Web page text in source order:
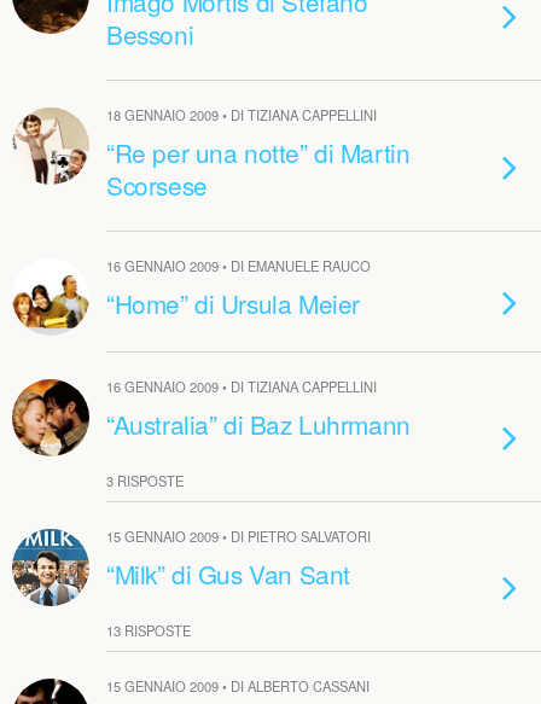
Bessoni
18 GENNAIO 2009 • DI TIZIANA CAPPELLINI
“Re per una notte” di Martin
Scorsese
16 GENNAIO 2009 • DI EMANUELE RAUCO
“Home” di Ursula Meier
16 GENNAIO 2009 • DI TIZIANA CAPPELLINI
“Australia” di Baz Luhrmann
3 RISPOSTE
15 GENNAIO 2009 • DI PIETRO SALVATORI
“Milk” di Gus Van Sant
13 RISPOSTE
15 GENNAIO 2009 • DI ALBERTO CASSANI